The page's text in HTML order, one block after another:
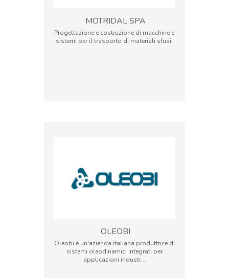
MOTRIDAL SPA
Progettazione e costruzione di macchine e
sistemi per il trasporto di materiali sfusi.
OLEOBI
Oleobi è un'azienda italiana produttrice di
sistemi oleodinamici integrati per
applicazioni industr…